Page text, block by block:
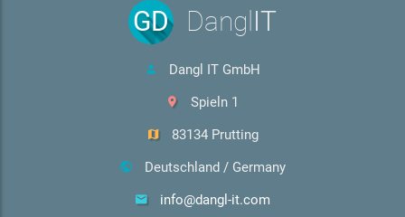
GD Dangl IT
Dangl IT GmbH
Spieln 1
83134 Prutting
Deutschland / Germany
info@dangl-it.com